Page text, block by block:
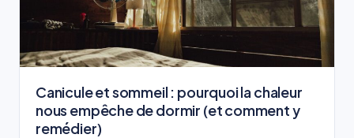
Canicule et sommeil : pourquoi la chaleur
nous empêche de dormir (et comment y
remédier)